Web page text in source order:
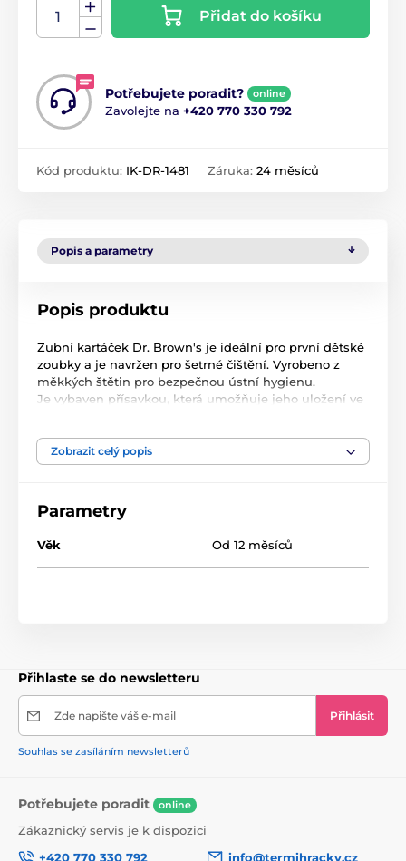
Přidat do košíku
Potřebujete poradit? online
Zavolejte na +420 770 330 792
Kód produktu: IK-DR-1481 Záruka: 24 měsíců
Popis a parametry
Popis produktu
Zubní kartáček Dr. Brown's je ideální pro první dětské
zoubky a je navržen pro šetrné čištění. Vyrobeno z
měkkých štětin pro bezpečnou ústní hygienu.
Je vybaven přísavkou, která umožňuje jeho uložení ve
samostatnému čištění zubů.
Tvar zubního kartáčku umožňuje jeho snadné držení
při čištění velkou zábavu.
Vhodné pro děti od 1 do 4 let
Zobrazit celý popis
Parametry
Věk Od 12 měsíců
Přihlaste se do newsletteru
Zde napište váš e-mail Přihlásit
Souhlas se zasíláním newsletterů
Potřebujete poradit online
Zákaznický servis je k dispozici
+420 770 330 792
info@termihracky.cz